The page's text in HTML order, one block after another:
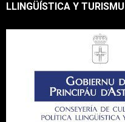
LLINGÜÍSTICA Y TURISMU